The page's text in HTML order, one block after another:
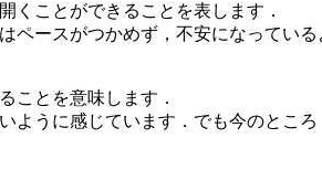
くことができることを表します．
ペースがつかめず，不安になっている
ことを意味します．
ように感じています．でも今のとこ